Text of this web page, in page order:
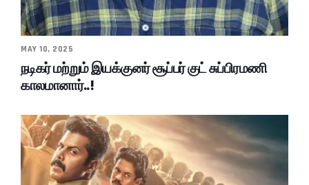
MAY 10, 2025
நடிகர் மற்றும் இயக்குனர் சூப்பர் குட் சுப்பிரமணி
காலமானார்..!